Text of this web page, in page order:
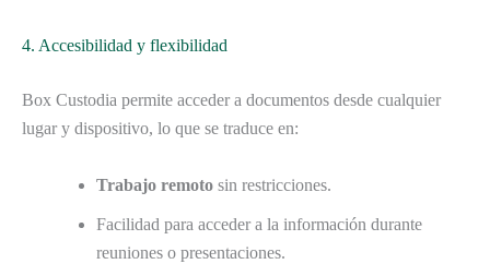
4. Accesibilidad y flexibilidad
Box Custodia permite acceder a documentos desde cualquier
lugar y dispositivo, lo que se traduce en:
Trabajo remoto sin restricciones.
Facilidad para acceder a la información durante
reuniones o presentaciones.